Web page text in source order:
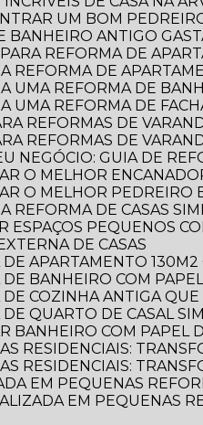
UM BOM
BANHEIRO ANTIGO
PARA REFORMA DE
REFORMA DE
UMA REFORMA DE
UMA REFORMA DE
REFORMAS DE
REFORMAS DE
NEGÓCIO: GUIA DE
O MELHOR
O MELHOR PEDREIRO
REFORMA DE CASAS
ESPAÇOS PEQUENOS
DE CASAS
DE APARTAMENTO
DE BANHEIRO COM
DE COZINHA ANTIGA
DE QUARTO DE CASAL
BANHEIRO COM PAPEL
RESIDENCIAIS:
RESIDENCIAIS:
EM PEQUENAS